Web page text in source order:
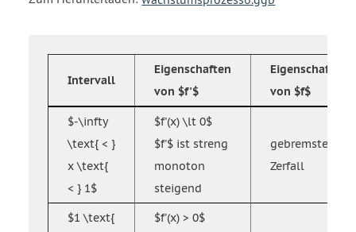
Intervall
Eigenschaften
von $f'$
Eigenschaft
von $f$
$-\infty
\text{ < }
x \text{
< } 1$
$f'(x) \lt 0$
$f'$ ist streng
monoton
steigend
gebremster
Zerfall
$1 \text{
$f'(x) > 0$